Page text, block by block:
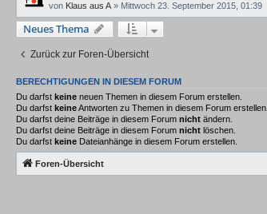
von Klaus aus A» Mittwoch 23. September 2015, 01:39
Neues Thema
Zurück zur Foren-Übersicht
BERECHTIGUNGEN IN DIESEM FORUM
Du darfst keine neuen Themen in diesem Forum erstellen.
Du darfst keineAntworten zu Themen in diesem Forum erstellen.
Du darfst deine Beiträge in diesem Forum nicht ändern.
Du darfst deine Beiträge in diesem Forum nicht löschen.
Du darfst keine Dateianhänge in diesem Forum erstellen.
Foren-Übersicht